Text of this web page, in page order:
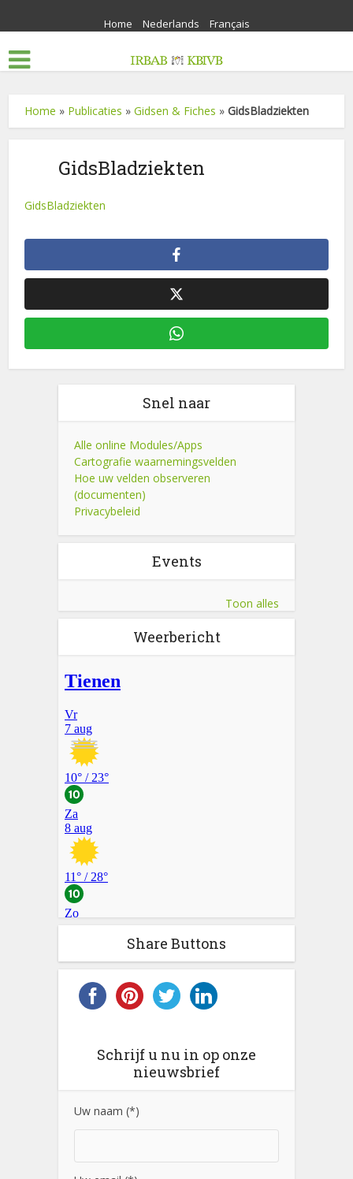
Home Nederlands Français
Home » Publicaties »Gidsen & Fiches »GidsBladziekten
GidsBladziekten
GidsBladziekten
Snel naar
Alle online Modules/Apps
Cartografie waarnemingsvelden
Hoe uw velden observeren
(documenten)
Privacybeleid
Events
Toon alles
Weerbericht
Share Buttons
Schrijf u nu in op onze
nieuwsbrief
Uw naam (*)